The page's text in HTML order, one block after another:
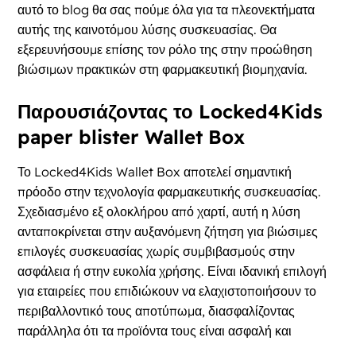
αυτό το blog θα σας πούμε όλα για τα πλεονεκτήματα
αυτής της καινοτόμου λύσης συσκευασίας. Θα
εξερευνήσουμε επίσης τον ρόλο της στην προώθηση
βιώσιμων πρακτικών στη φαρμακευτική βιομηχανία.
Παρουσιάζοντας το Locked4Kids
paper blister Wallet Box
Το Locked4Kids Wallet Box αποτελεί σημαντική
πρόοδο στην τεχνολογία φαρμακευτικής συσκευασίας.
Σχεδιασμένο εξ ολοκλήρου από χαρτί, αυτή η λύση
ανταποκρίνεται στην αυξανόμενη ζήτηση για βιώσιμες
επιλογές συσκευασίας χωρίς συμβιβασμούς στην
ασφάλεια ή στην ευκολία χρήσης. Είναι ιδανική επιλογή
για εταιρείες που επιδιώκουν να ελαχιστοποιήσουν το
περιβαλλοντικό τους αποτύπωμα, διασφαλίζοντας
παράλληλα ότι τα προϊόντα τους είναι ασφαλή και